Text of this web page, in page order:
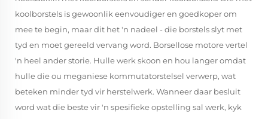
koolborstels is gewoonlik eenvoudiger en goedkoper om
mee te begin, maar dit het 'n nadeel - die borstels slyt met
tyd en moet gereeld vervang word. Borsellose motore vertel
'n heel ander storie. Hulle werk skoon en hou langer omdat
hulle die ou meganiese kommutatorstelsel verwerp, wat
beteken minder tyd vir herstelwerk. Wanneer daar besluit
word wat die beste vir 'n spesifieke opstelling sal werk, kyk